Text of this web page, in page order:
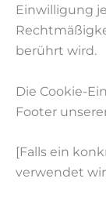
Einwilligung
berührt wird.
Die Cookie-
Footer
[Falls ein
verwendet